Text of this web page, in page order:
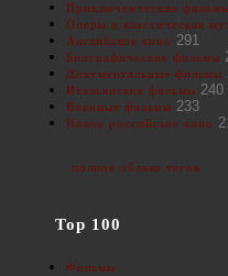
Приключенческие фильмы
Оперы и классическая
Английское кино 291
Биографические фильмы
Документальные фильмы
Итальянские фильмы 240
Военные фильмы 233
Новое российское кино
полное облако тегов
Top 100
Фильмы